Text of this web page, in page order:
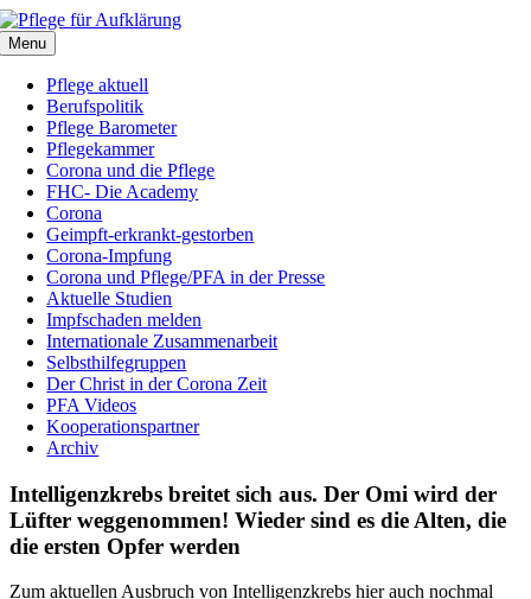
Zum
Inhalt
springen
Menu
Pflege aktuell
Berufspolitik
Pflege Barometer
Pflegekammer
Corona und die Pflege
FHC- Die Academy
Corona
Geimpft-erkrankt-gestorben
Corona-Impfung
Corona und Pflege/PFA in der Presse
Aktuelle Studien
Impfschaden melden
Internationale Zusammenarbeit
Selbsthilfegruppen
Der Christ in der Corona Zeit
PFA Videos
Kooperationspartner
Archiv
Intelligenzkrebs breitet sich aus. Der Omi wird der
Lüfter weggenommen! Wieder sind es die Alten, die
die ersten Opfer werden
Zum aktuellen Ausbruch von Intelligenzkrebs hier auch nochmal